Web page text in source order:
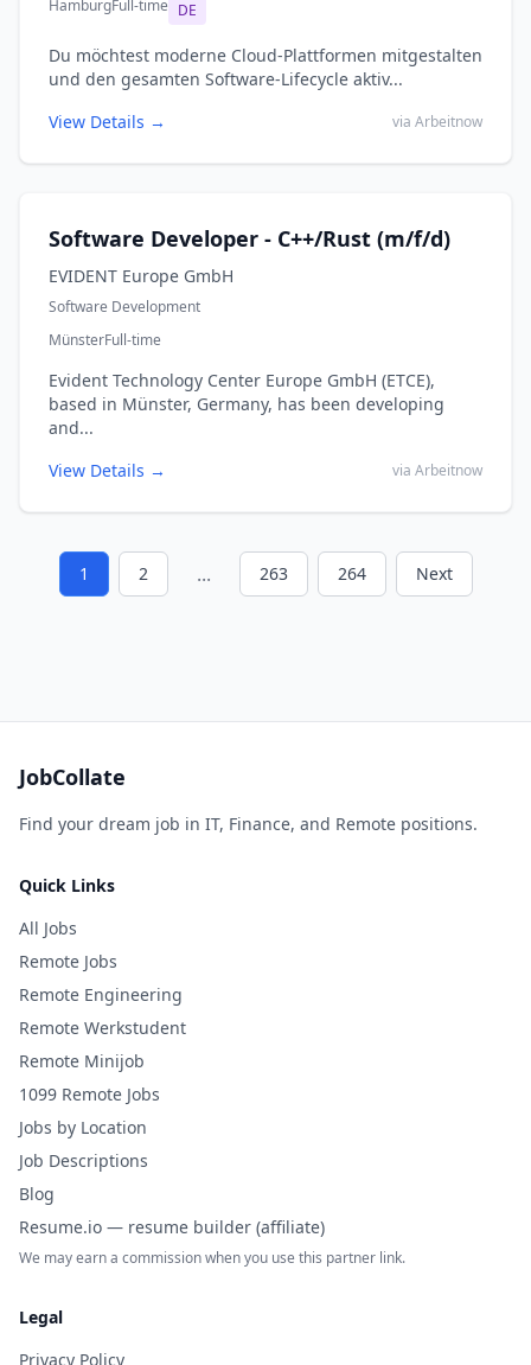
HamburgFull-time DE
Du möchtest moderne Cloud-Plattformen mitgestalten
und den gesamten Software-Lifecycle aktiv...
View Details →
via Arbeitnow
Software Developer - C++/Rust (m/f/d)
EVIDENT Europe GmbH
Software Development
MünsterFull-time
Evident Technology Center Europe GmbH (ETCE),
based in Münster, Germany, has been developing
and...
View Details →
via Arbeitnow
1 2 ... 263 264 Next
JobCollate
Find your dream job in IT, Finance, and Remote positions.
Quick Links
All Jobs
Remote Jobs
Remote Engineering
Remote Werkstudent
Remote Minijob
1099 Remote Jobs
Jobs by Location
Job Descriptions
Blog
Resume.io — resume builder (affiliate)
We may earn a commission when you use this partner link.
Legal
Privacy Policy